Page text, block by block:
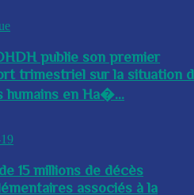
publie son premier
trimestriel sur la situation
humains en Ha�...
15 millions de décès
associés à la